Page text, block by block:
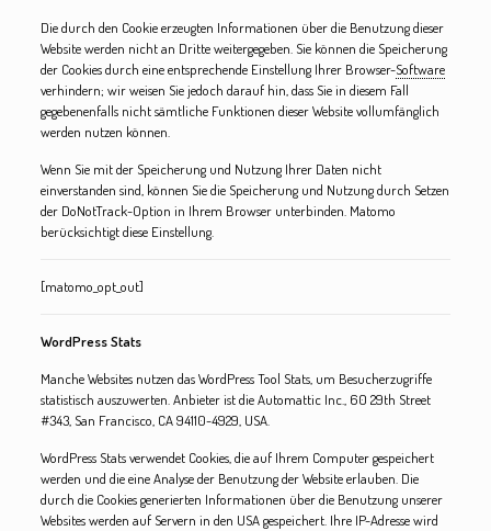
Die durch den Cookie erzeugten Informationen über die Benutzung dieser
Website werden nicht an Dritte weitergegeben. Sie können die Speicherung
der Cookies durch eine entsprechende Einstellung Ihrer Browser-Software
verhindern; wir weisen Sie jedoch darauf hin, dass Sie in diesem Fall
gegebenenfalls nicht sämtliche Funktionen dieser Website vollumfänglich
werden nutzen können.
Wenn Sie mit der Speicherung und Nutzung Ihrer Daten nicht
einverstanden sind, können Sie die Speicherung und Nutzung durch Setzen
der DoNotTrack-Option in Ihrem Browser unterbinden. Matomo
berücksichtigt diese Einstellung.
[matomo_opt_out]
WordPress Stats
Manche Websites nutzen das WordPress Tool Stats, um Besucherzugriffe
statistisch auszuwerten. Anbieter ist die Automattic Inc., 60 29th Street
#343, San Francisco, CA 94110-4929, USA.
WordPress Stats verwendet Cookies, die auf Ihrem Computer gespeichert
werden und die eine Analyse der Benutzung der Website erlauben. Die
durch die Cookies generierten Informationen über die Benutzung unserer
Websites werden auf Servern in den USA gespeichert. Ihre IP-Adresse wird